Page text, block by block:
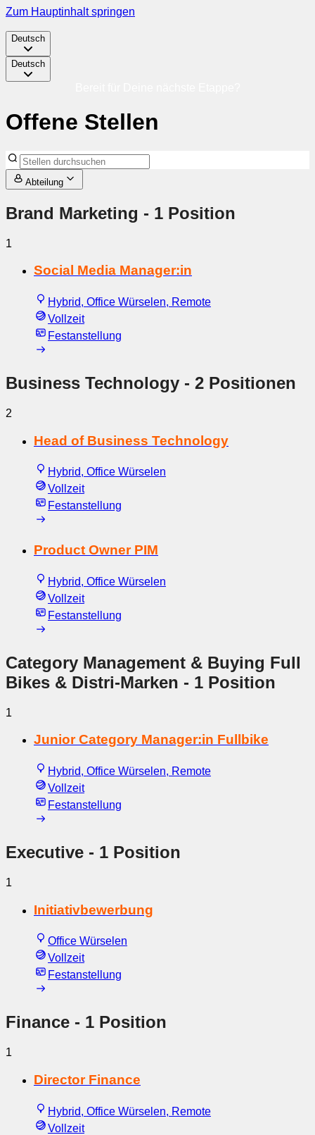
Zum Hauptinhalt springen
Deutsch
Deutsch
Offene Stellen
Abteilung
Brand Marketing - 1 Position
1
Social Media Manager:in
Hybrid, Office Würselen, Remote
Vollzeit
Festanstellung
Business Technology - 2 Positionen
2
Head of Business Technology
Hybrid, Office Würselen
Vollzeit
Festanstellung
Product Owner PIM
Hybrid, Office Würselen
Vollzeit
Festanstellung
Category Management & Buying Full
Bikes & Distri-Marken - 1 Position
1
Junior Category Manager:in Fullbike
Hybrid, Office Würselen, Remote
Vollzeit
Festanstellung
Executive - 1 Position
1
Initiativbewerbung
Office Würselen
Vollzeit
Festanstellung
Finance - 1 Position
1
Director Finance
Hybrid, Office Würselen, Remote
Vollzeit